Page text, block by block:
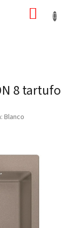
8 tartufo
Blanco